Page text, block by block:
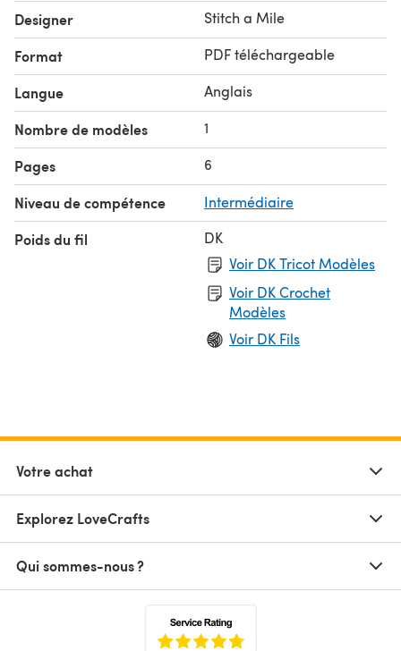
Designer Stitch a Mile
Format PDF téléchargeable
Langue Anglais
Nombre de modèles 1
Pages 6
Niveau de compétence Intermédiaire
Poids du fil
DK
Voir DK Tricot Modèles
Voir DK Crochet
Modèles
Voir DK Fils
Votre achat
Explorez LoveCrafts
Qui sommes-nous ?